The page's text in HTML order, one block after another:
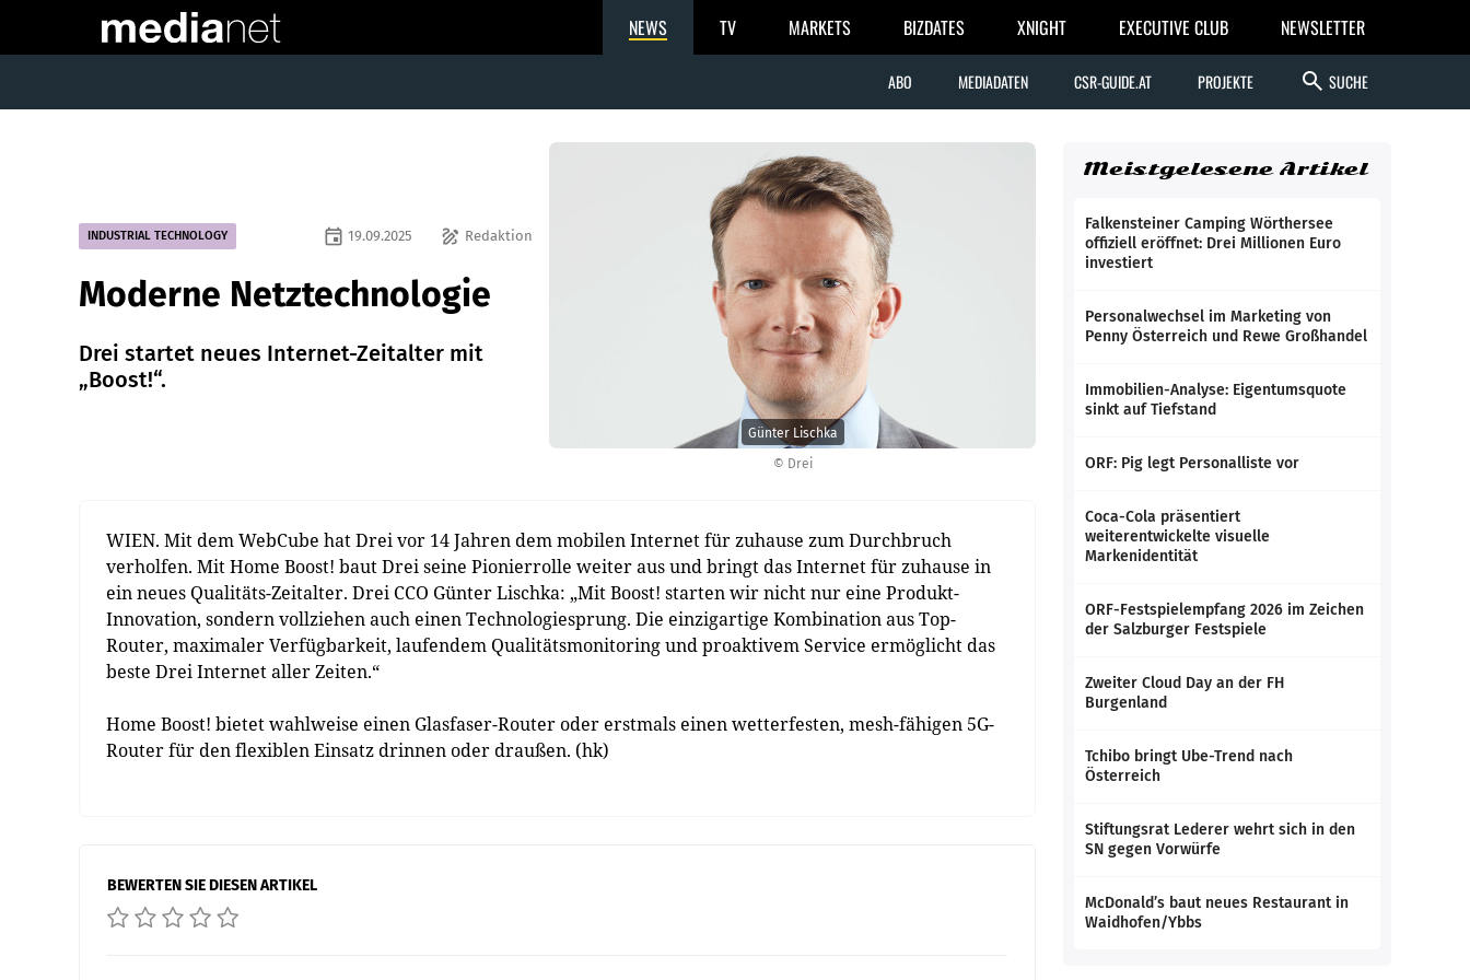
NEWS TV MARKETS BIZDATES XNIGHT EXECUTIVE CLUB NEWSLETTER
ABO MEDIADATEN CSR-GUIDE.AT PROJEKTE search SUCHE
© Drei
Günter Lischka
INDUSTRIAL TECHNOLOGY draw Redaktion
event 19.09.2025
Moderne Netztechnologie
Drei startet neues Internet-Zeitalter mit
„Boost!“.
WIEN. Mit dem WebCube hat Drei vor 14 Jahren dem mobilen Internet für zuhause zum Durchbruch
verholfen. Mit Home Boost! baut Drei seine Pionierrolle weiter aus und bringt das Internet für zuhause in
ein neues Qualitäts-Zeitalter. Drei CCO Günter Lischka: „Mit Boost! starten wir nicht nur eine Produkt-
Innovation, sondern vollziehen auch einen Technologiesprung. Die einzigartige Kombination aus Top-
Router, maximaler Verfügbarkeit, laufendem Qualitätsmonitoring und proaktivem Service ermöglicht das
beste Drei Internet aller Zeiten.“
Home Boost! bietet wahlweise einen Glasfaser-Router oder erstmals einen wetterfesten, mesh-fähigen 5G-
Router für den flexiblen Einsatz drinnen oder draußen. (hk)
BEWERTEN SIE DIESEN ARTIKEL
Meistgelesene Artikel
Falkensteiner Camping Wörthersee
offiziell eröffnet: Drei Millionen Euro
investiert
Personalwechsel im Marketing von
Penny Österreich und Rewe Großhandel
Immobilien-Analyse: Eigentumsquote
sinkt auf Tiefstand
ORF: Pig legt Personalliste vor
Coca-Cola präsentiert
weiterentwickelte visuelle
Markenidentität
ORF-Festspielempfang 2026 im Zeichen
der Salzburger Festspiele
Zweiter Cloud Day an der FH
Burgenland
Tchibo bringt Ube-Trend nach
Österreich
Stiftungsrat Lederer wehrt sich in den
SN gegen Vorwürfe
McDonald’s baut neues Restaurant in
Waidhofen/Ybbs